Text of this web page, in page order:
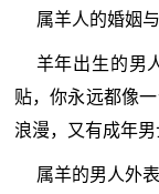
属羊人的婚姻
羊年出生的男
贴，你永远都像
浪漫，又有成年男
属羊的男人外